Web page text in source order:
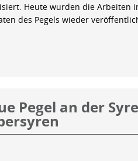
Heute wurden die Arbeiten
des Pegels wieder
Pegel an der